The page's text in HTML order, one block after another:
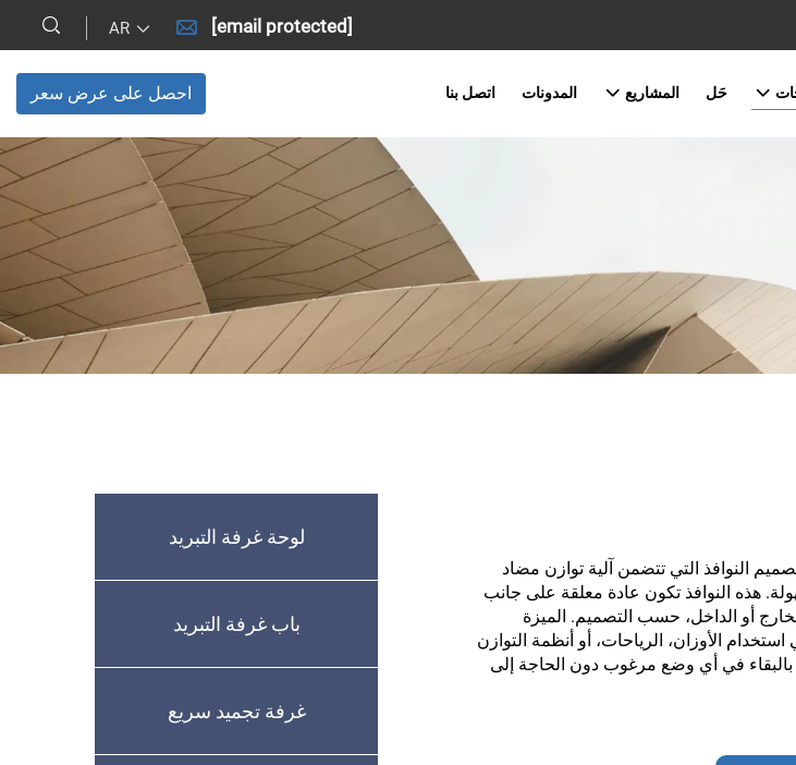
[email protected]
AR
حَل المشاريع المدونات اتصل بنا احصل على عرض سعر
لوحة غرفة التبريد
باب غرفة التبريد
غرفة تجميد سريع
النوافذ التي تتضمن آلية توازن مضاد
هذه النوافذ تكون عادة معلقة على جانب
أو الداخل، حسب التصميم. الميزة
استخدام الأوزان، الرياحات، أو أنظمة التوازن
بالبقاء في أي وضع مرغوب دون الحاجة إلى